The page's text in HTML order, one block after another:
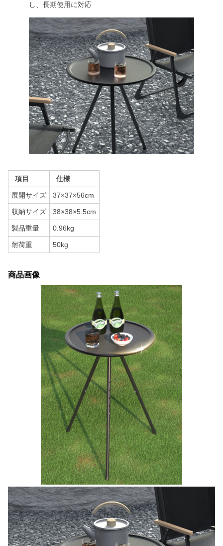
し、長期使用に対応
項目 仕様
展開サイズ 37×37×56cm
収納サイズ 38×38×5.5cm
製品重量 0.96kg
耐荷重 50kg
商品画像